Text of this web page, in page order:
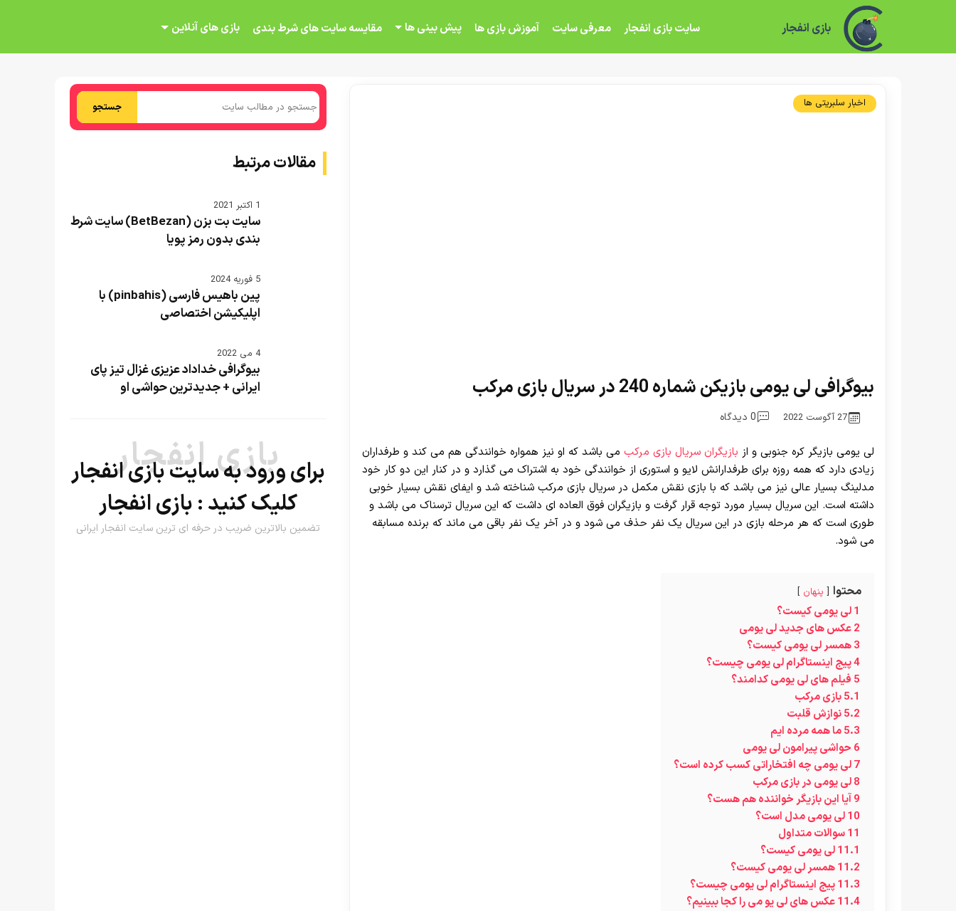
بازی انفجار سایت بازی انفجار معرفی سایت آموزش بازی ها پیش بینی ها مقایسه سایت های شرط بندی بازی های آنلاین
اخبار سلبریتی ها
بیوگرافی لی یومی بازیکن شماره 240 در سریال بازی مرکب
27 آگوست 2022 0 دیدگاه
لی یومی بازیگر کره جنوبی و از بازیگران سریال بازی مرکب می باشد که او نیز همواره خوانندگی هم می کند و طرفداران
زیادی دارد که همه روزه برای طرفدارانش لایو و استوری از خوانندگی خود به اشتراک می گذارد و در کنار این دو کار خود
مدلینگ بسیار عالی نیز می باشد که با بازی نقش مکمل در سریال بازی مرکب شناخته شد و ایفای نقش بسیار خوبی
داشته است. این سریال بسیار مورد توجه قرار گرفت و بازیگران فوق العاده ای داشت که این سریال ترسناک می باشد و
طوری است که هر مرحله بازی در این سریال یک نفر حذف می شود و در آخر یک نفر باقی می ماند که برنده مسابقه
می شود.
محتوا پنهان
1لی یومی کیست؟
2عکس های جدید لی یومی
3همسر لی یومی کیست؟
4پیج اینستاگرام لی یومی چیست؟
5 فیلم های لی یومی کدامند؟
5.1بازی مرکب
5.2نوازش قلبت
5.3ما همه مرده ایم
6 حواشی پیرامون لی یومی
7لی یومی چه افتخاراتی کسب کرده است؟
8لی یومی در بازی مرکب
9آیا این بازیگر خواننده هم هست؟
10لی یومی مدل است؟
11سوالات متداول
11.1لی یومی کیست؟
11.2همسر لی یومی کیست؟
11.3پیج اینستاگرام لی یومی چیست؟
11.4عکس های لی یو می را کجا ببینیم؟
جستجو
مقالات مرتبط
1 اکتبر 2021
سایت بت بزن (BetBezan) سایت شرط
بندی بدون رمز پویا
5 فوریه 2024
پین باهیس فارسی (pinbahis) با
اپلیکیشن اختصاصی
4 می 2022
بیوگرافی خداداد عزیزی غزال تیز پای
ایرانی + جدیدترین حواشی او
بازی انفجار
برای ورود به سایت بازی انفجار
کلیک کنید : بازی انفجار
تضمین بالاترین ضریب در حرفه ای ترین سایت انفجار ایرانی